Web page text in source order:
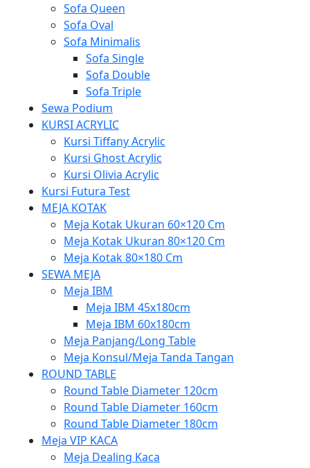
Sofa Queen
Sofa Oval
Sofa Minimalis
Sofa Single
Sofa Double
Sofa Triple
Sewa Podium
KURSI ACRYLIC
Kursi Tiffany Acrylic
Kursi Ghost Acrylic
Kursi Olivia Acrylic
Kursi Futura Test
MEJA KOTAK
Meja Kotak Ukuran 60×120 Cm
Meja Kotak Ukuran 80×120 Cm
Meja Kotak 80×180 Cm
SEWA MEJA
Meja IBM
Meja IBM 45x180cm
Meja IBM 60x180cm
Meja Panjang/Long Table
Meja Konsul/Meja Tanda Tangan
ROUND TABLE
Round Table Diameter 120cm
Round Table Diameter 160cm
Round Table Diameter 180cm
Meja VIP KACA
Meja Dealing Kaca